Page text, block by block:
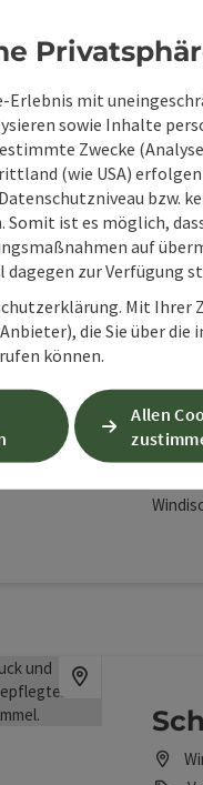
Erlebnis mit
sowie Inhalte
Zwecke
(wie USA) erfolgen
bzw.
Somit ist es möglich,
auf
zur Verfügung
Mit Ihrer
die Sie über die
können.
Allen